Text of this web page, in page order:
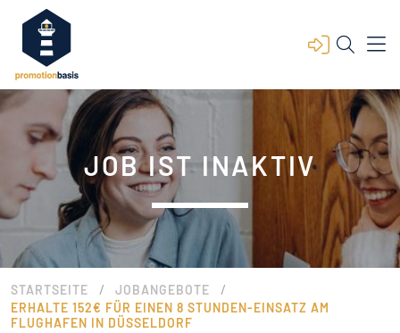
JOB IST INAKTIV
STARTSEITE / JOBANGEBOTE /
ERHALTE 152€ FÜR EINEN 8 STUNDEN-EINSATZ AM
FLUGHAFEN IN DÜSSELDORF